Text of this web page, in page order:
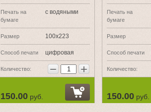
Печать на
бумаге
с водяными
Размер 100х223
Способ печати цифровая
Количество: − +
150.00 руб.
Печать на
бумаге
Размер
Способ печати
Количество:
150.00 руб.